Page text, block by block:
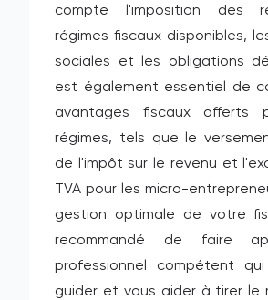
compte l'imposition des
régimes fiscaux disponibles,
sociales et les obligations
est également essentiel de
avantages fiscaux offerts
régimes, tels que le
de l'impôt sur le revenu et
TVA pour les micro-
gestion optimale de votre
recommandé de faire
professionnel compétent
guider et vous aider à tirer le